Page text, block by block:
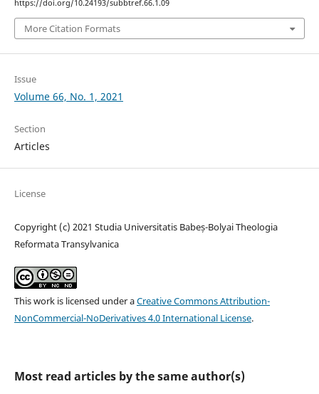
https://doi.org/10.24193/subbtref.66.1.09
More Citation Formats
Issue
Volume 66, No. 1, 2021
Section
Articles
License
Copyright (c) 2021 Studia Universitatis Babeș-Bolyai Theologia
Reformata Transylvanica
This work is licensed under aCreative Commons Attribution-
NonCommercial-NoDerivatives 4.0 International License.
Most read articles by the same author(s)